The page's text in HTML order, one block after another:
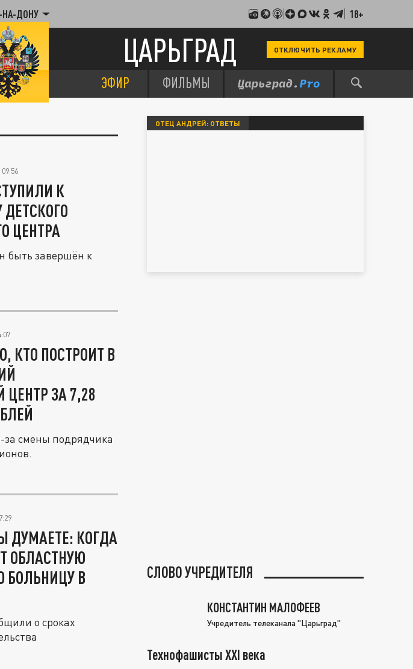
НА-ДОНУ 18+
ЦАРЬГРАД ОТКЛЮЧИТЬ РЕКЛАМУ
ЭФИР ФИЛЬМЫ
К
ДЕТСКОГО
ЦЕНТРА
быть завершён к
КТО ПОСТРОИТ В
ЗА 7,28
за смены подрядчика
ДУМАЕТЕ: КОГДА
ОБЛАСТНУЮ
БОЛЬНИЦУ В
о сроках
ОТЕЦ АНДРЕЙ: ОТВЕТЫ
СЛОВО УЧРЕДИТЕЛЯ
КОНСТАНТИН МАЛОФЕЕВ
Учредитель телеканала "Царьград"
Технофашисты XXI века